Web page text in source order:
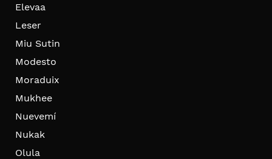
Elevaa
Leser
Miu Sutin
Modesto
Moraduix
Mukhee
Nuevemí
Nukak
Olula